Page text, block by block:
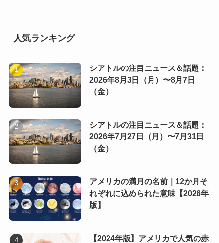
人気ランキング
シアトルの注目ニュース＆話題：
2026年8月3日（月）〜8月7日
（金）
シアトルの注目ニュース＆話題：
2026年7月27日（月）〜7月31日
（金）
アメリカの満月の名前｜12か月そ
れぞれに込められた意味【2026年
版】
【2024年版】アメリカで人気の赤